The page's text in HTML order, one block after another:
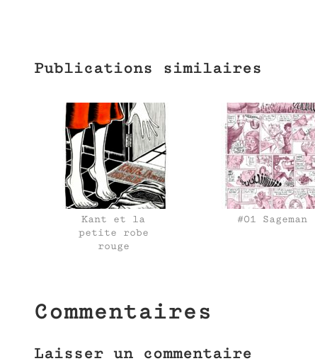
Publications similaires
Kant et la
petite robe
rouge
#01 Sageman
Commentaires
Laisser un commentaire